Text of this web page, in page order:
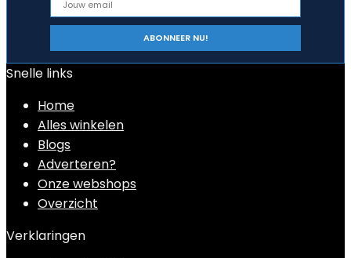
Snelle links
Home
Alles winkelen
Blogs
Adverteren?
Onze webshops
Overzicht
Verklaringen